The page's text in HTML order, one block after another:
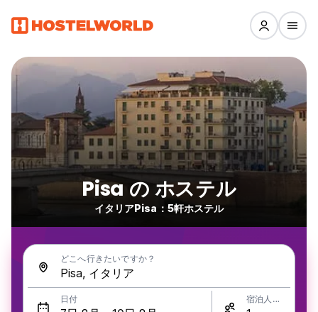
Pisa の ホステル
イタリアPisa：5軒ホステル
どこへ行きたいですか？
日付 宿泊人数